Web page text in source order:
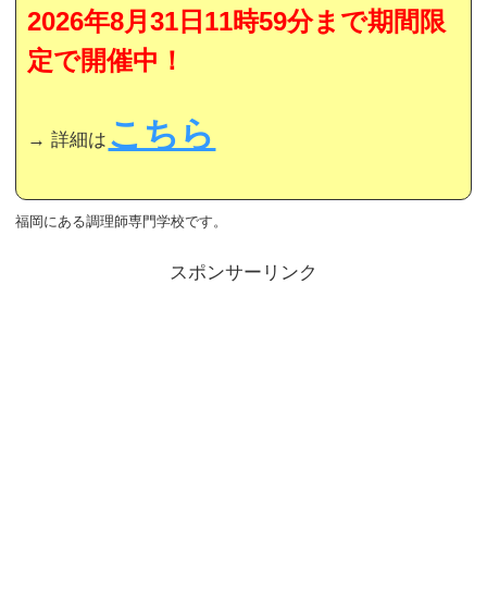
2026年8月31日11時59分まで期間限
定で開催中！
→ 詳細は こちら
福岡にある調理師専門学校です。
スポンサーリンク